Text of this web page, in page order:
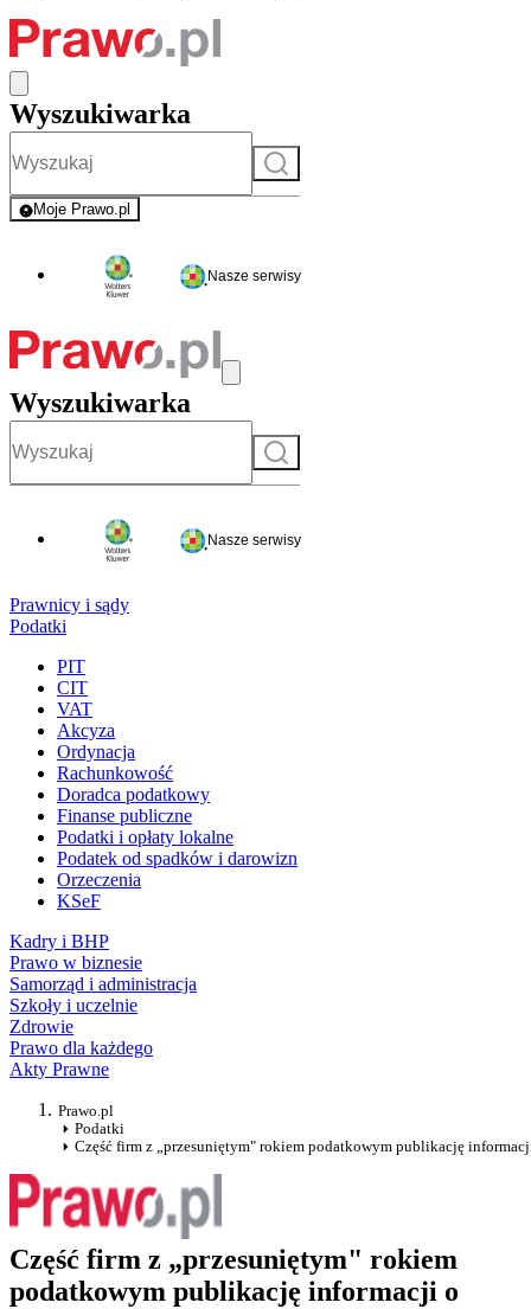
Wyszukiwarka
Szukaj
Moje Prawo.pl
- rejestracja i logowanie do serwisu
Nasze serwisy
Wyszukiwarka
Szukaj
Nasze serwisy
Prawnicy i sądy
Podatki
PIT
CIT
VAT
Akcyza
Ordynacja
Rachunkowość
Doradca podatkowy
Finanse publiczne
Podatki i opłaty lokalne
Podatek od spadków i darowizn
Orzeczenia
KSeF
Kadry i BHP
Prawo w biznesie
Samorząd i administracja
Szkoły i uczelnie
Zdrowie
Prawo dla każdego
Akty Prawne
Prawo.pl
Podatki
Część firm z „przesuniętym" rokiem podatkowym publikację
Część firm z „przesuniętym" rokiem
podatkowym publikację informacji o